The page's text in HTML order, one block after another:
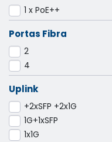
1 x PoE++
Portas Fibra
2
4
Uplink
+2xSFP +2x1G
1G+1xSFP
1x1G